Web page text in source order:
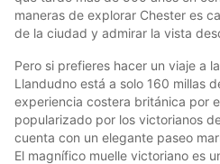
maneras de explorar Chester es
de la ciudad y admirar la vista
Pero si prefieres hacer un viaje a
Llandudno está a solo 160 millas
experiencia costera británica por
popularizado por los victorianos
cuenta con un elegante paseo
El magnífico muelle victoriano es